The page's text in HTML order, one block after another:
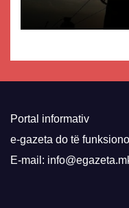
Portal informativ
e-gazeta do të
E-mail: